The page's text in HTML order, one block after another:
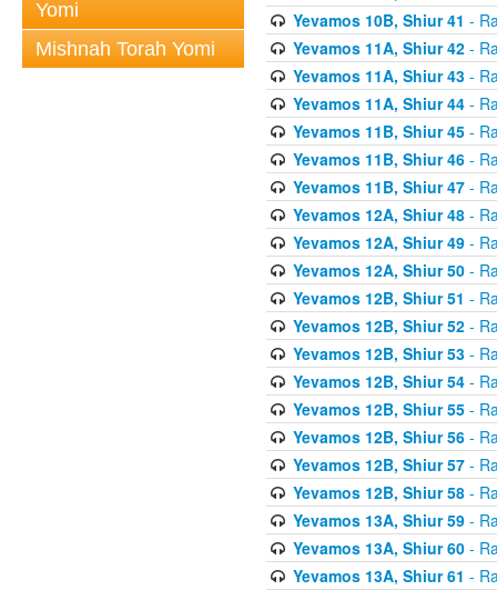
Yomi
Mishnah Torah Yomi
Yevamos 10B, Shiur 41 -
Yevamos 11A, Shiur 42-
Yevamos 11A, Shiur 43-
Yevamos 11A, Shiur 44-
Yevamos 11B, Shiur 45-
Yevamos 11B, Shiur 46-
Yevamos 11B, Shiur 47-
Yevamos 12A, Shiur 48-
Yevamos 12A, Shiur 49-
Yevamos 12A, Shiur 50-
Yevamos 12B, Shiur 51 -
Yevamos 12B, Shiur 52-
Yevamos 12B, Shiur 53-
Yevamos 12B, Shiur 54-
Yevamos 12B, Shiur 55-
Yevamos 12B, Shiur 56-
Yevamos 12B, Shiur 57-
Yevamos 12B, Shiur 58-
Yevamos 13A, Shiur 59-
Yevamos 13A, Shiur 60-
Yevamos 13A, Shiur 61 -